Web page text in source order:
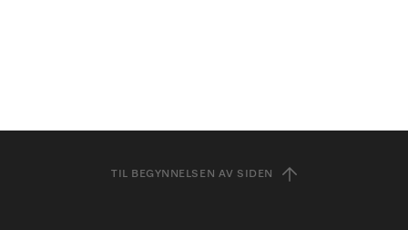
TIL BEGYNNELSEN AV SIDEN